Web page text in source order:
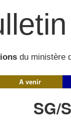
du ministère
A venir
SG/